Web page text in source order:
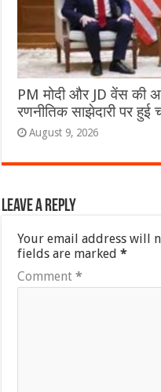
PM मोदी और JD वेंस की
रणनीतिक साझेदारी पर हुई
August 9, 2026
Leave a Reply
Your email address will
fields are marked*
Comment*